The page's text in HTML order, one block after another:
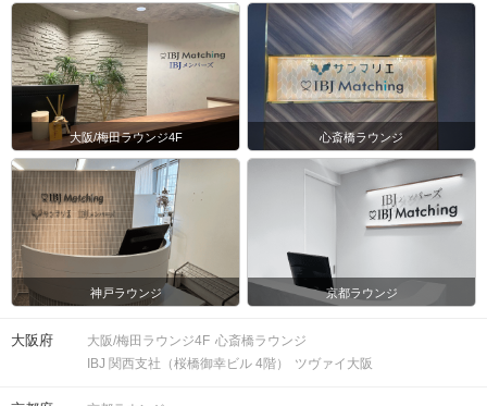
大阪/梅田ラウンジ4F 心斎橋ラウンジ
神戸ラウンジ 京都ラウンジ
大阪府 大阪/梅田ラウンジ4F 心斎橋ラウンジ
IBJ 関西支社（桜橋御幸ビル 4階）
ツヴァイ大阪